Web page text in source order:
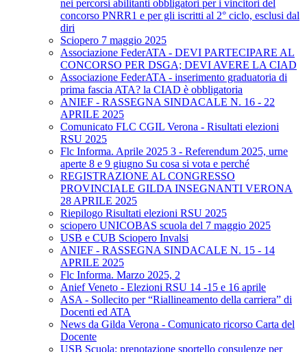
nei percorsi abilitanti obbligatori per i vincitori del
concorso PNRR1 e per gli iscritti al 2° ciclo, esclusi dal
diri
Sciopero 7 maggio 2025
Associazione FederATA - DEVI PARTECIPARE AL
CONCORSO PER DSGA; DEVI AVERE LA CIAD
Associazione FederATA - inserimento graduatoria di
prima fascia ATA? la CIAD è obbligatoria
ANIEF - RASSEGNA SINDACALE N. 16 - 22
APRILE 2025
Comunicato FLC CGIL Verona - Risultati elezioni
RSU 2025
Flc Informa. Aprile 2025 3 - Referendum 2025, urne
aperte 8 e 9 giugno Su cosa si vota e perché
REGISTRAZIONE AL CONGRESSO
PROVINCIALE GILDA INSEGNANTI VERONA
28 APRILE 2025
Riepilogo Risultati elezioni RSU 2025
sciopero UNICOBAS scuola del 7 maggio 2025
USB e CUB Sciopero Invalsi
ANIEF - RASSEGNA SINDACALE N. 15 - 14
APRILE 2025
Flc Informa. Marzo 2025, 2
Anief Veneto - Elezioni RSU 14 -15 e 16 aprile
ASA - Sollecito per “Riallineamento della carriera” di
Docenti ed ATA
News da Gilda Verona - Comunicato ricorso Carta del
Docente
USB Scuola: prenotazione sportello consulenze per